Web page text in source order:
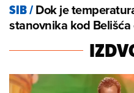
SIB/Dok je
stanovnika kod